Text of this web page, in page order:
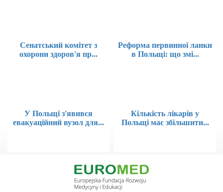
Сенатський комітет з
охорони здоров'я пр...
Реформа первинної ланки
в Польщі: що змі...
У Польщі з'явився
евакуаційний вузол для...
Кількість лікарів у
Польщі має збільшити...